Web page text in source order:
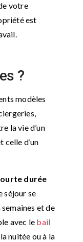
votre
est
?
modèles
la vie d’un
celle d’un
durée
séjour se
et de
avec le bail
nuitée ou à la